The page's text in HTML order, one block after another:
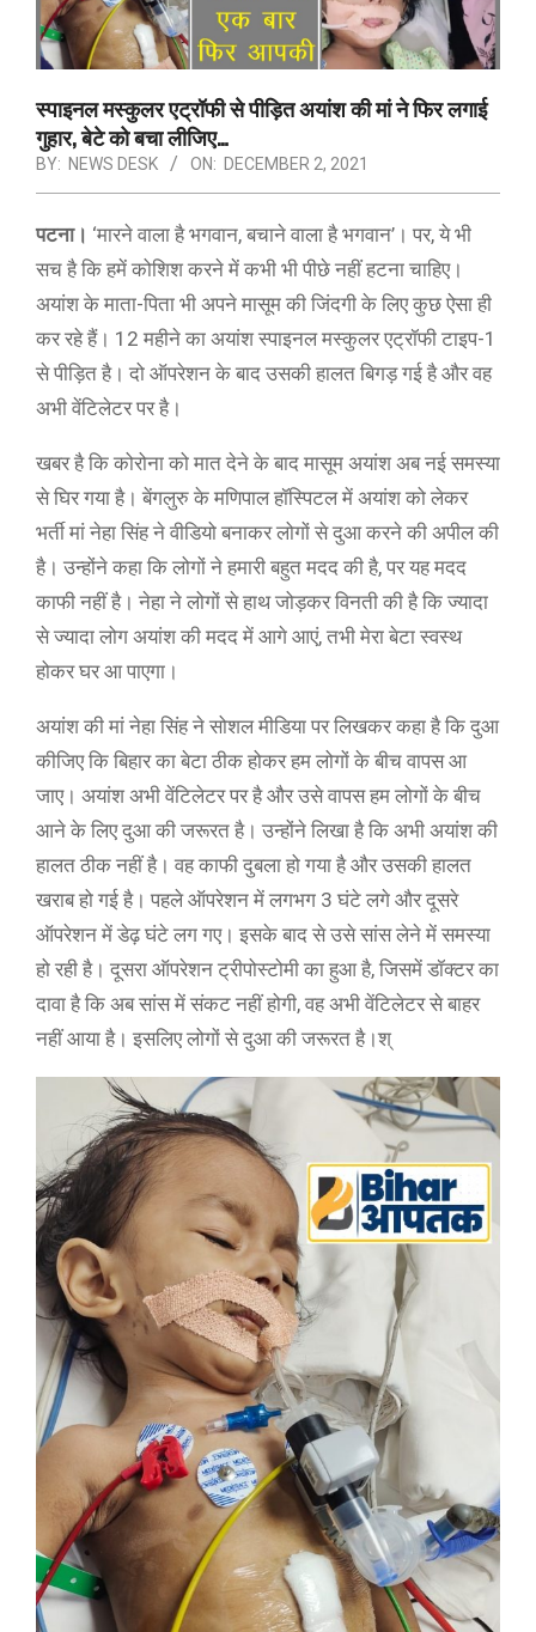
स्पाइनल मस्कुलर एट्रॉफी से पीड़ित अयांश की मां ने फिर लगाई
गुहार, बेटे को बचा लीजिए…
BY: NEWS DESK ON: DECEMBER 2, 2021
पटना। ‘मारने वाला है भगवान, बचाने वाला है भगवान’। पर, ये भी
सच है कि हमें कोशिश करने में कभी भी पीछे नहीं हटना चाहिए।
अयांश के माता-पिता भी अपने मासूम की जिंदगी के लिए कुछ ऐसा ही
कर रहे हैं। 12 महीने का अयांश स्पाइनल मस्कुलर एट्रॉफी टाइप-1
से पीड़ित है। दो ऑपरेशन के बाद उसकी हालत बिगड़ गई है और वह
अभी वेंटिलेटर पर है।
खबर है कि कोरोना को मात देने के बाद मासूम अयांश अब नई समस्या
से घिर गया है। बेंगलुरु के मणिपाल हॉस्पिटल में अयांश को लेकर
भर्ती मां नेहा सिंह ने वीडियो बनाकर लोगों से दुआ करने की अपील की
है। उन्होंने कहा कि लोगों ने हमारी बहुत मदद की है, पर यह मदद
काफी नहीं है। नेहा ने लोगों से हाथ जोड़कर विनती की है कि ज्यादा
से ज्यादा लोग अयांश की मदद में आगे आएं, तभी मेरा बेटा स्वस्थ
होकर घर आ पाएगा।
अयांश की मां नेहा सिंह ने सोशल मीडिया पर लिखकर कहा है कि दुआ
कीजिए कि बिहार का बेटा ठीक होकर हम लोगों के बीच वापस आ
जाए। अयांश अभी वेंटिलेटर पर है और उसे वापस हम लोगों के बीच
आने के लिए दुआ की जरूरत है। उन्होंने लिखा है कि अभी अयांश की
हालत ठीक नहीं है। वह काफी दुबला हो गया है और उसकी हालत
खराब हो गई है। पहले ऑपरेशन में लगभग 3 घंटे लगे और दूसरे
ऑपरेशन में डेढ़ घंटे लग गए। इसके बाद से उसे सांस लेने में समस्या
हो रही है। दूसरा ऑपरेशन ट्रीपोस्टोमी का हुआ है, जिसमें डॉक्टर का
दावा है कि अब सांस में संकट नहीं होगी, वह अभी वेंटिलेटर से बाहर
नहीं आया है। इसलिए लोगों से दुआ की जरूरत है।श्